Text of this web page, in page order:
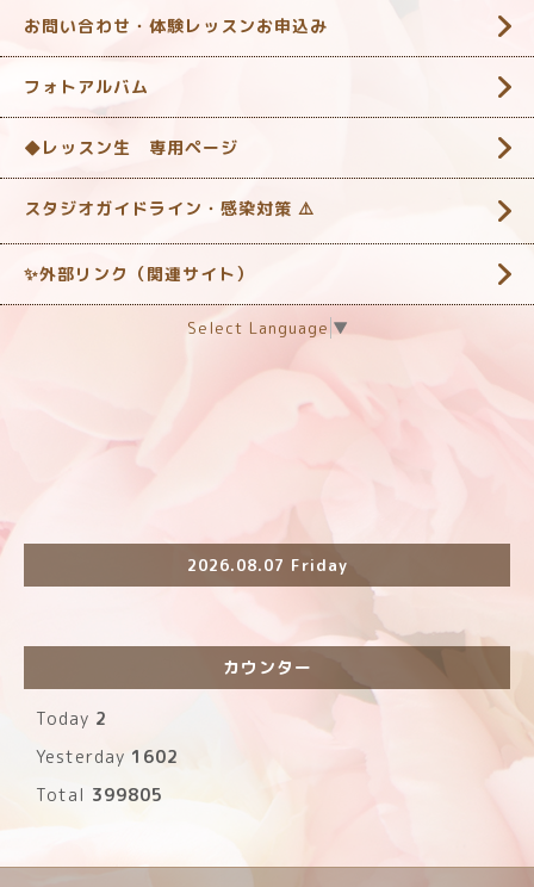
お問い合わせ・体験レッスンお申込み
フォトアルバム
◆レッスン生 専用ページ
スタジオガイドライン・感染対策 ‎⚠️
✨外部リンク（関連サイト）
Select Language ▼
2026.08.07 Friday
カウンター
Today 2
Yesterday 1602
Total 399805